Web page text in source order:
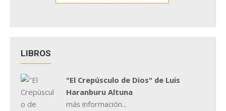
LIBROS
"El Crepúsculo de Dios" de Luis
Haranburu Altuna
más información...